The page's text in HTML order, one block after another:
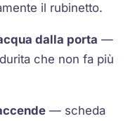
il rubinetto.
dalla porta —
che non fa più
— scheda